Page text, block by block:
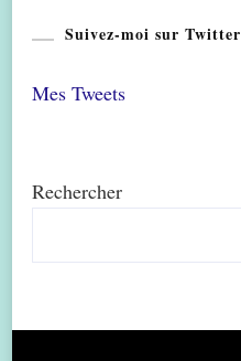
Suivez-moi sur Twitter
Mes Tweets
Rechercher